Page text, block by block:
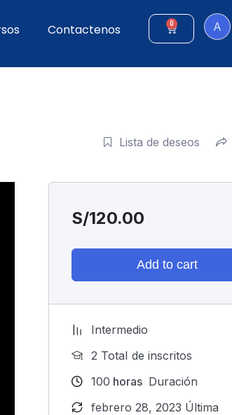
Contactenos 0 A
Lista de deseos
S/120.00
Add to cart
Intermedio
2 TotaI de inscritos
100 horas Duración
febrero 28, 2023 Última